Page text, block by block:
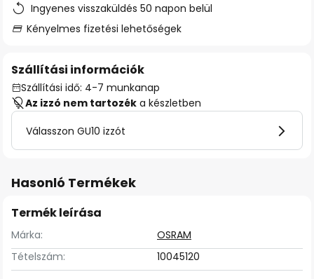
Ingyenes visszaküldés 50 napon belül
Kényelmes fizetési lehetőségek
Szállítási információk
Szállítási idő: 4-7 munkanap
Az izzó nem tartozék a készletben
Válasszon GU10 izzót
Hasonló Termékek
Termék leírása
Márka:
OSRAM
Tételszám:
10045120